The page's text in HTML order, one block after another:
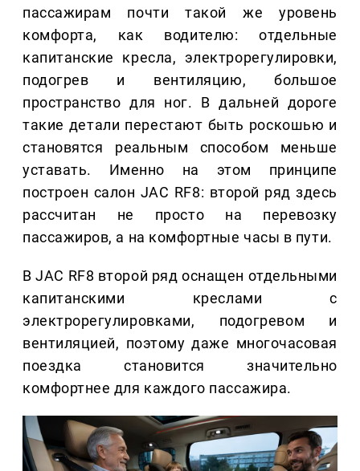
пассажирам почти такой же уровень
комфорта, как водителю: отдельные
капитанские кресла, электрорегулировки,
подогрев и вентиляцию, большое
пространство для ног. В дальней дороге
такие детали перестают быть роскошью и
становятся реальным способом меньше
уставать. Именно на этом принципе
построен салон JAC RF8: второй ряд здесь
рассчитан не просто на перевозку
пассажиров, а на комфортные часы в пути.
В JAC RF8 второй ряд оснащен отдельными
капитанскими креслами с
электрорегулировками, подогревом и
вентиляцией, поэтому даже многочасовая
поездка становится значительно
комфортнее для каждого пассажира.